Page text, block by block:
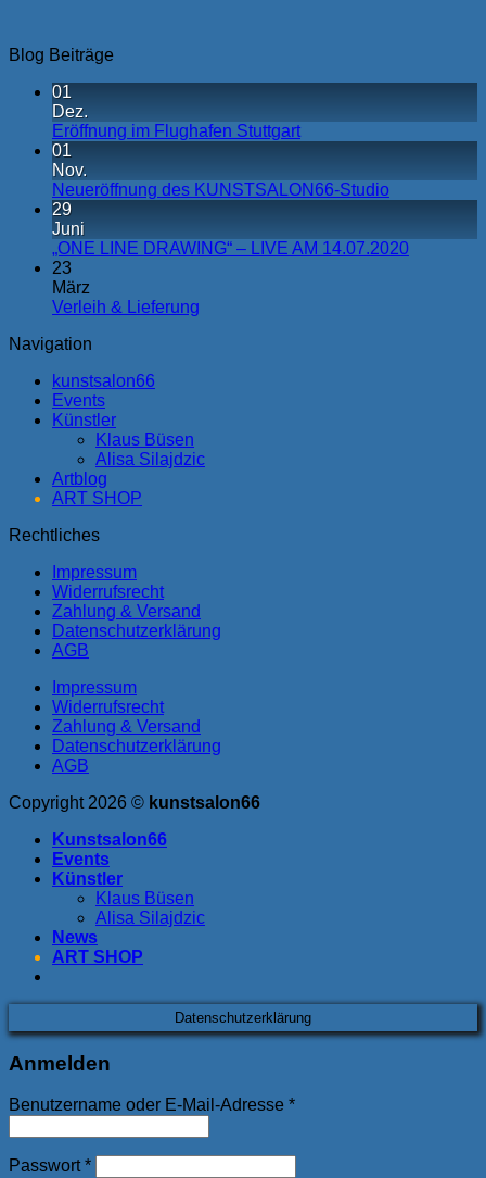
Blog Beiträge
01
Dez.
Eröffnung im Flughafen Stuttgart
01
Nov.
Neueröffnung des KUNSTSALON66-Studio
29
Juni
„ONE LINE DRAWING“ – LIVE AM 14.07.2020
23
März
Verleih & Lieferung
Navigation
kunstsalon66
Events
Künstler
Klaus Büsen
Alisa Silajdzic
Artblog
ART SHOP
Rechtliches
Impressum
Widerrufsrecht
Zahlung & Versand
Datenschutzerklärung
AGB
Impressum
Widerrufsrecht
Zahlung & Versand
Datenschutzerklärung
AGB
Copyright 2026 © kunstsalon66
Kunstsalon66
Events
Künstler
Klaus Büsen
Alisa Silajdzic
News
ART SHOP
Datenschutzerklärung
Anmelden
Benutzername oder E-Mail-Adresse *
Passwort*